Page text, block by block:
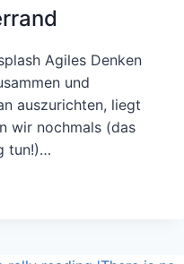
Agiles Denken
und
auszurichten, liegt
wir nochmals (das
tun!)…